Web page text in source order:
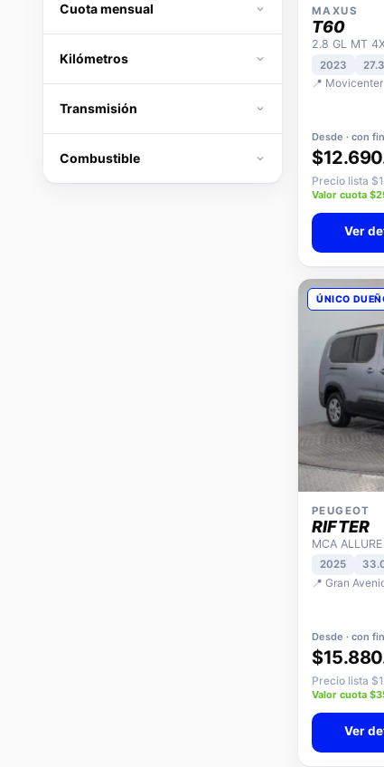
Cuota mensual
Kilómetros
Transmisión
Combustible
MAXUS
T60
2.8 GL MT
2023
📍 Movicenter
Desde · con
Precio lista
Valor cuota
Ver
ÚNICO
PEUGEOT
RIFTER
MCA
2025
📍 Gran
Desde · con
Precio lista
Valor cuota
Ver